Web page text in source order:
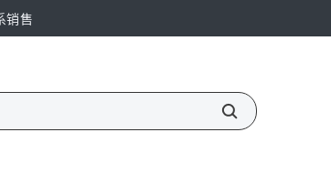
销售